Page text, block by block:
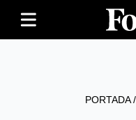
PORTADA/